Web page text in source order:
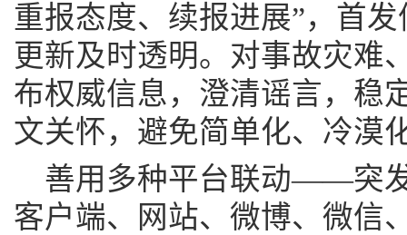
重报态度、续报进展”，首
更新及时透明。对事故灾难
布权威信息，澄清谣言，稳
文关怀，避免简单化、冷漠
善用多种平台联动——突
客户端、网站、微博、微信